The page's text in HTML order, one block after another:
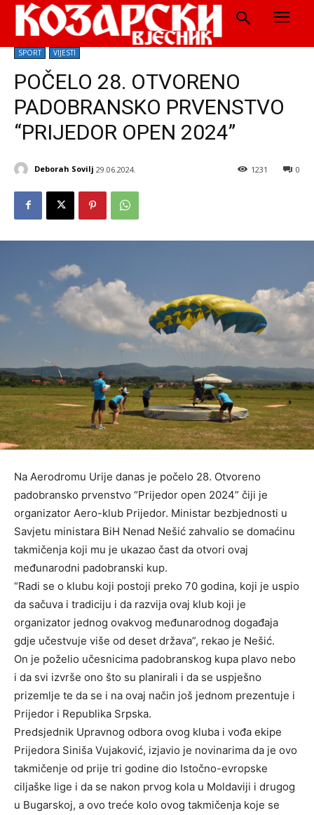
SPORT VIJESTI
POČELO 28. OTVORENO
PADOBRANSKO PRVENSTVO
“PRIJEDOR OPEN 2024”
Deborah Sovilj 29.06.2024. 0
1231
Na Aerodromu Urije danas je počelo 28. Otvoreno
padobransko prvenstvo “Prijedor open 2024” čiji je
organizator Aero-klub Prijedor. Ministar bezbjednosti u
Savjetu ministara BiH Nenad Nešić zahvalio se domaćinu
takmičenja koji mu je ukazao čast da otvori ovaj
međunarodni padobranski kup.
“Radi se o klubu koji postoji preko 70 godina, koji je uspio
da sačuva i tradiciju i da razvija ovaj klub koji je
organizator jednog ovakvog međunarodnog događaja
gdje učestvuje više od deset država”, rekao je Nešić.
On je poželio učesnicima padobranskog kupa plavo nebo
i da svi izvrše ono što su planirali i da se uspješno
prizemlje te da se i na ovaj način još jednom prezentuje i
Prijedor i Republika Srpska.
Predsjednik Upravnog odbora ovog kluba i vođa ekipe
Prijedora Siniša Vujaković, izjavio je novinarima da je ovo
takmičenje od prije tri godine dio Istočno-evropske
ciljaške lige i da se nakon prvog kola u Moldaviji i drugog
u Bugarskoj, a ovo treće kolo ovog takmičenja koje se